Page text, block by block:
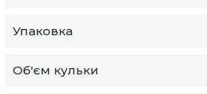
Упаковка
Об'єм кульки